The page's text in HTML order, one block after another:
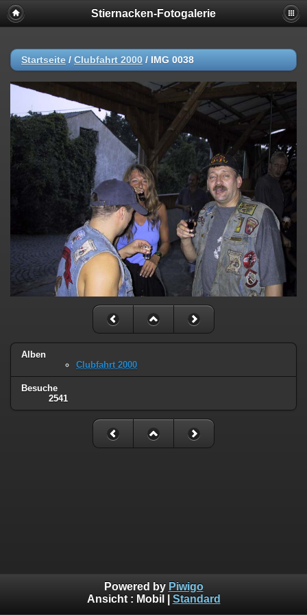
Stiernacken-Fotogalerie
Startseite / Clubfahrt 2000 / IMG 0038
Alben
Clubfahrt 2000
Besuche
2541
Powered by Piwigo
Ansicht : Mobil Standard